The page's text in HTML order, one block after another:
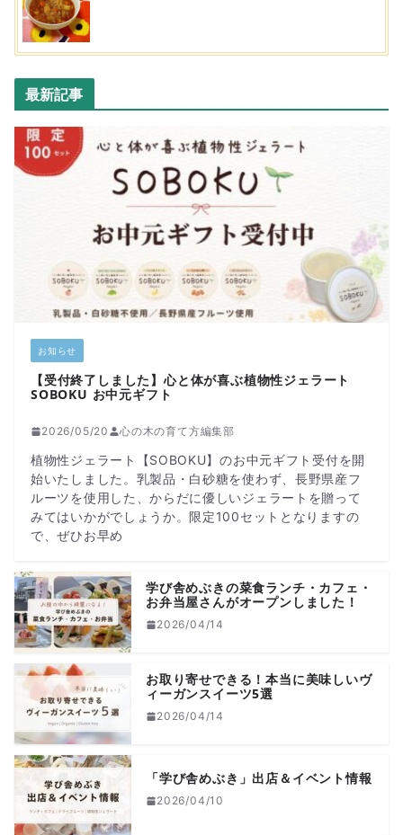
最新記事
お知らせ
【受付終了しました】心と体が喜ぶ植物性ジェラート
SOBOKU お中元ギフト
2026/05/20 心の木の育て方編集部
植物性ジェラート【SOBOKU】のお中元ギフト受付を開
始いたしました。乳製品・白砂糖を使わず、長野県産フ
ルーツを使用した、からだに優しいジェラートを贈って
みてはいかがでしょうか。限定100セットとなりますの
で、ぜひお早め
学び舎めぶきの菜食ランチ・カフェ・
お弁当屋さんがオープンしました！
2026/04/14
お取り寄せできる！本当に美味しいヴ
ィーガンスイーツ5選
2026/04/14
「学び舎めぶき」出店＆イベント情報
2026/04/10